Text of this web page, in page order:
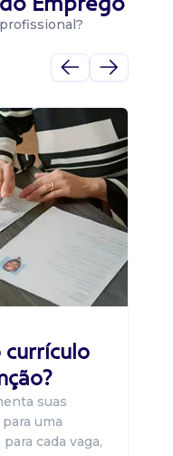
currículo
suas
uma
cada vaga,